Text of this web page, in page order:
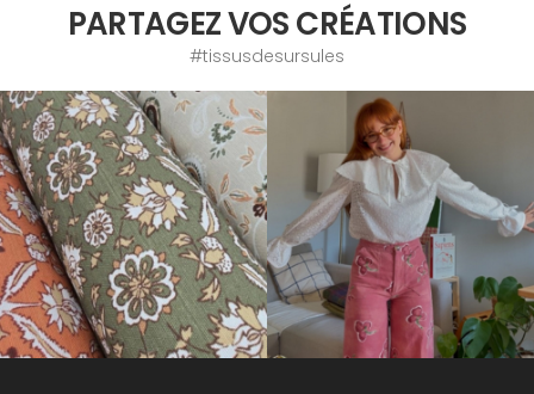
PARTAGEZ VOS CRÉATIONS
#tissusdesursules